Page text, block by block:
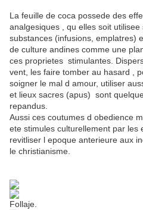
La feuille de coca possede des
analgesiques , qu elles soit
substances (infusions, emplatres)
de culture andines comme une
ces proprietes stimulantes.
vent, les faire tomber au hasard ,
soigner le mal d amour, utiliser
et lieux sacres (apus) sont
repandus.
Aussi ces coutumes d obedience
ete stimules culturellement par les
revitliser l epoque anterieure aux
le christianisme.
Follaje.